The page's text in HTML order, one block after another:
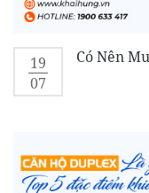
19
07
Có Nên